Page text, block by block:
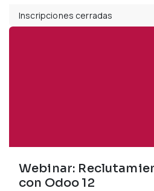
Inscripciones cerradas
Webinar:
con Odoo 12